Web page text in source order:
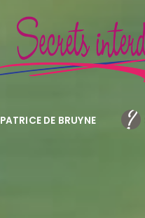
PATRICE DE BRUYNE